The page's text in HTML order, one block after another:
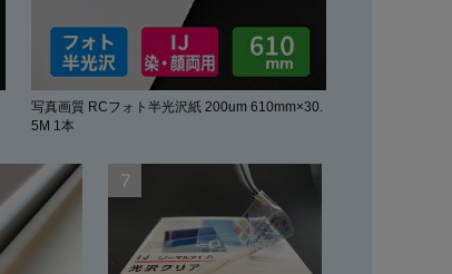
写真画質 RCフォト半光沢紙 200um 610mm×30.
5M 1本